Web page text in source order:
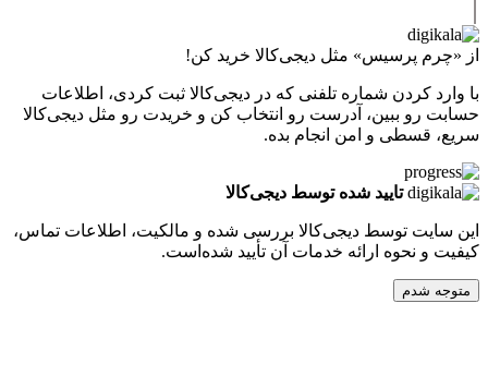
پرسیس» مثل دیجی‌کالا خرید کن!
شماره تلفنی که در دیجی‌کالا ثبت کردی، اطلاعات
ببین، آدرست رو انتخاب کن و خریدت رو مثل دیجی‌کالا
و امن انجام بده.
تایید شده توسط دیجی‌کالا
توسط دیجی‌کالا بررسی شده و مالکیت، اطلاعات تماس،
ارائه خدمات آن تأیید شده‌است.